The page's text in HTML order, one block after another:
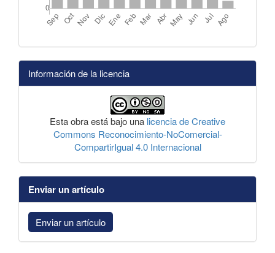
Información de la licencia
Esta obra está bajo una licencia de Creative
Commons Reconocimiento-NoComercial-
CompartirIgual 4.0 Internacional
Enviar un artículo
Enviar un artículo